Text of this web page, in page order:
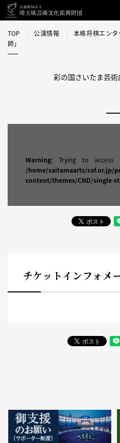
TOP 公演情報
本格将棋エン
師」
彩の国さいたま芸術
Warning: Trying to
/home/saitamaarts/saf.or.jp/
content/themes/CND/single-
チケットインフォメ